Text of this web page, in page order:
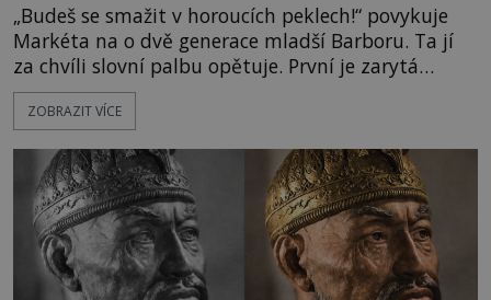
„Budeš se smažit v horoucích peklech!“ povykuje
Markéta na o dvě generace mladší Barboru. Ta jí
za chvíli slovní palbu opětuje. První je zarytá
katolička, druhá přesvědčená kališnice. A každá z
nich se usídlí na jedné z věží slavného hradu
mezi vůdce protihusitského boje. Za manželku má
skutečně jistou
ZOBRAZIT VÍCE